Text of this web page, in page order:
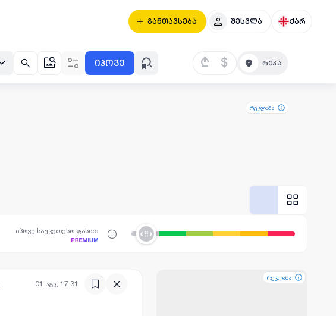
განთავსება შესვლა ქარ
იპოვე ₾ $
რეკლამა
იპოვე საუკეთესო ფასით
01 აგვ, 17:31
რეკლამა
რეკლამა